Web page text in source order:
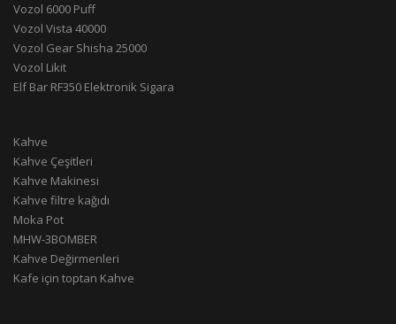
Vozol 6000 Puff
Vozol Vista 40000
Vozol Gear Shisha 25000
Vozol Likit
Elf Bar RF350 Elektronik Sigara
Kahve
Kahve Çeşitleri
Kahve Makinesi
Kahve filtre kağıdı
Moka Pot
MHW-3BOMBER
Kahve Değirmenleri
Kafe için toptan Kahve